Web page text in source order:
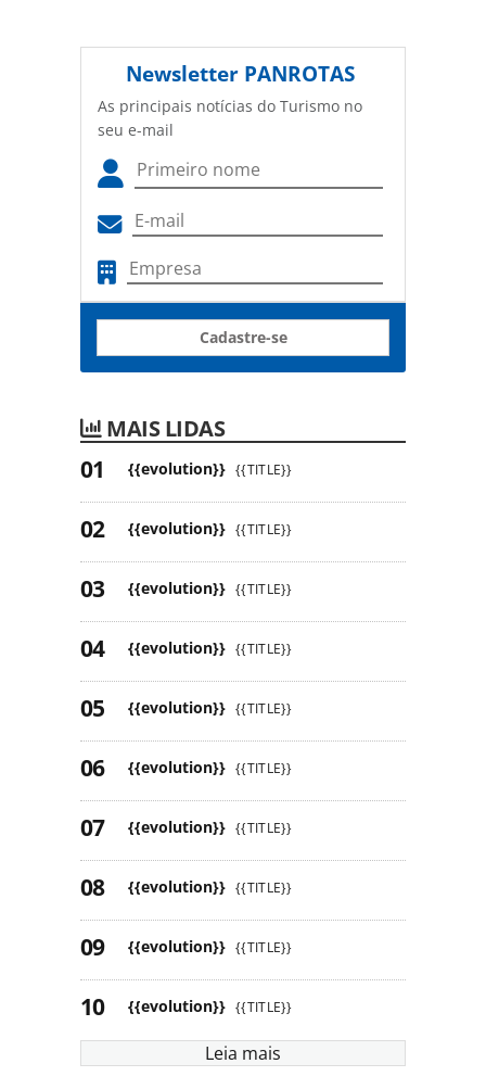
Newsletter PANROTAS
As principais notícias do Turismo no
seu e-mail
Cadastre-se
MAIS LIDAS
{{evolution}} {{TITLE}}
{{evolution}} {{TITLE}}
{{evolution}} {{TITLE}}
{{evolution}} {{TITLE}}
{{evolution}} {{TITLE}}
{{evolution}} {{TITLE}}
{{evolution}} {{TITLE}}
{{evolution}} {{TITLE}}
{{evolution}} {{TITLE}}
{{evolution}} {{TITLE}}
Leia mais